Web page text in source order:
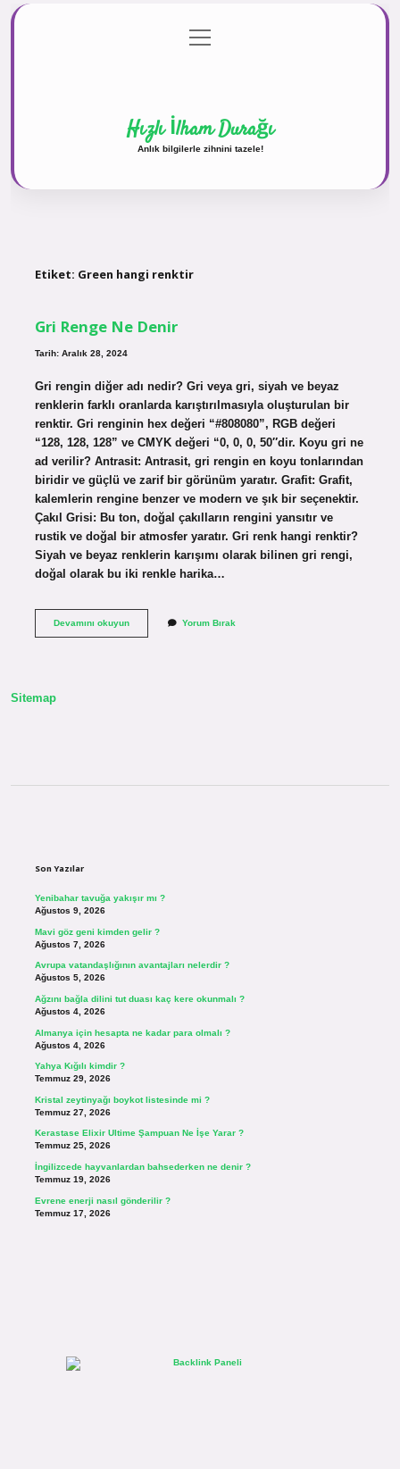
Gizlilik Politikası
menüyü
aç
Hızlı İlham Durağı
Anlık bilgilerle zihnini tazele!
Etiket: Green hangi renktir
Gri Renge Ne Denir
Tarih: Aralık 28, 2024
Gri rengin diğer adı nedir? Gri veya gri, siyah ve beyaz
renklerin farklı oranlarda karıştırılmasıyla oluşturulan bir
renktir. Gri renginin hex değeri “#808080”, RGB değeri
“128, 128, 128” ve CMYK değeri “0, 0, 0, 50″dir. Koyu gri ne
ad verilir? Antrasit: Antrasit, gri rengin en koyu tonlarından
biridir ve güçlü ve zarif bir görünüm yaratır. Grafit: Grafit,
kalemlerin rengine benzer ve modern ve şık bir seçenektir.
Çakıl Grisi: Bu ton, doğal çakılların rengini yansıtır ve
rustik ve doğal bir atmosfer yaratır. Gri renk hangi renktir?
Siyah ve beyaz renklerin karışımı olarak bilinen gri rengi,
doğal olarak bu iki renkle harika…
Devamını okuyunGri
Yorum Bırak
Sitemap
Son Yazılar
Yenibahar tavuğa yakışır mı ?
Ağustos 9, 2026
Mavi göz geni kimden gelir ?
Ağustos 7, 2026
Avrupa vatandaşlığının avantajları nelerdir ?
Ağustos 5, 2026
Ağzını bağla dilini tut duası kaç kere okunmalı ?
Ağustos 4, 2026
Almanya için hesapta ne kadar para olmalı ?
Ağustos 4, 2026
Yahya Kığılı kimdir ?
Temmuz 29, 2026
Kristal zeytinyağı boykot listesinde mi ?
Temmuz 27, 2026
Kerastase Elixir Ultime Şampuan Ne İşe Yarar ?
Temmuz 25, 2026
İngilizcede hayvanlardan bahsederken ne denir ?
Temmuz 19, 2026
Evrene enerji nasıl gönderilir ?
Temmuz 17, 2026